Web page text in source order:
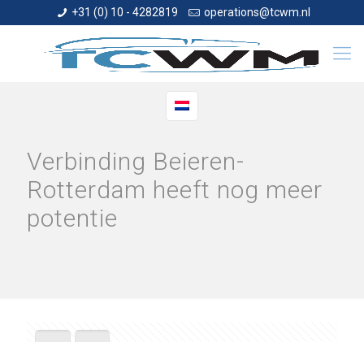
+31 (0) 10 - 4282819 operations@tcwm.nl
Verbinding Beieren-
Rotterdam heeft nog meer
potentie